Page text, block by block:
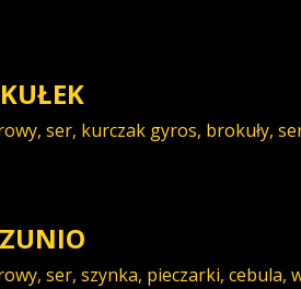
ser, kurczak gyros, brokuły,
ser, szynka, pieczarki, cebula,